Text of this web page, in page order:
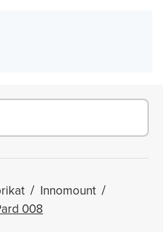
Innomount
008